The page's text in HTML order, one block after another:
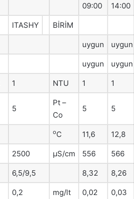
09:00 14:00
ITASHY BİRİM
uygun uygun
uygun uygun
1 NTU 1 1
5
Pt –
Co
5 5
oC 11,6 12,8
2500 μS/cm 556 566
6,5/9,5 8,32 8,26
0,2 mg/lt 0,02 0,03